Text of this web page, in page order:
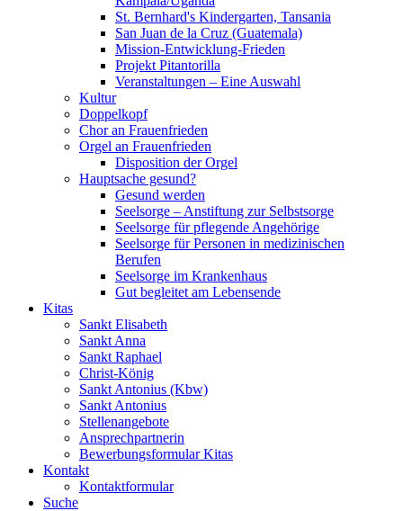
St. Bernhard's Kindergarten, Tansania
San Juan de la Cruz (Guatemala)
Mission-Entwicklung-Frieden
Projekt Pitantorilla
Veranstaltungen – Eine Auswahl
Kultur
Doppelkopf
Chor an Frauenfrieden
Orgel an Frauenfrieden
Disposition der Orgel
Hauptsache gesund?
Gesund werden
Seelsorge – Anstiftung zur Selbstsorge
Seelsorge für pflegende Angehörige
Seelsorge für Personen in medizinischen
Berufen
Seelsorge im Krankenhaus
Gut begleitet am Lebensende
Kitas
Sankt Elisabeth
Sankt Anna
Sankt Raphael
Christ-König
Sankt Antonius (Kbw)
Sankt Antonius
Stellenangebote
Ansprechpartnerin
Bewerbungsformular Kitas
Kontakt
Kontaktformular
Suche